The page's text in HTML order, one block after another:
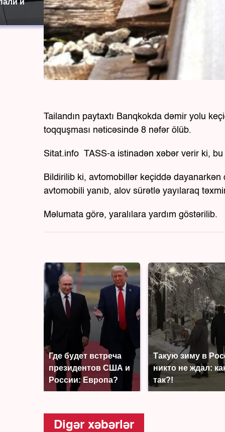
и
Tailandın paytaxtı Banqkokda dəmir yolu
toqquşması nəticəsində 8 nəfər ölüb.
Sitat.info TASS-a istinadən xəbər verir ki,
Bildirilib ki, avtomobillər keçiddə
avtomobili yanıb, alov sürətlə yayılaraq
Məlumata görə, yaralılara yardım göstərilib.
Где будет встреча
президентов США и
России: Европа?
Такую зиму в
никто не ждал:
так?!
Digər xəbərlər